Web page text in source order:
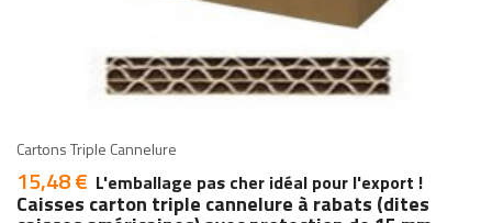
Cartons Triple Cannelure
15,48 € Prix
add
L'emballage pas cher idéal pour l'export !
Caisses carton triple cannelure à rabats (dites